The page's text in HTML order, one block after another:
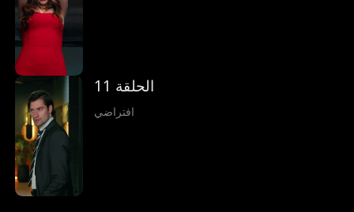
الحلقة 11
افتراضي